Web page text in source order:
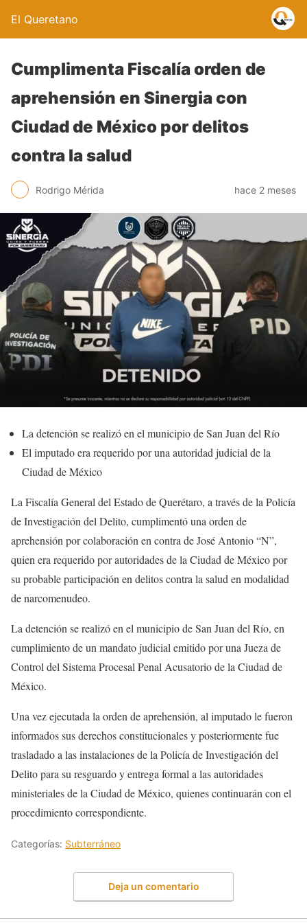
El Queretano
Cumplimenta Fiscalía orden de
aprehensión en Sinergia con
Ciudad de México por delitos
contra la salud
Rodrigo Mérida hace 2 meses
La detención se realizó en el municipio de San Juan del Río
El imputado era requerido por una autoridad judicial de la
Ciudad de México
La Fiscalía General del Estado de Querétaro, a través de la Policía
de Investigación del Delito, cumplimentó una orden de
aprehensión por colaboración en contra de José Antonio “N”,
quien era requerido por autoridades de la Ciudad de México por
su probable participación en delitos contra la salud en modalidad
de narcomenudeo.
La detención se realizó en el municipio de San Juan del Río, en
cumplimiento de un mandato judicial emitido por una Jueza de
Control del Sistema Procesal Penal Acusatorio de la Ciudad de
México.
Una vez ejecutada la orden de aprehensión, al imputado le fueron
informados sus derechos constitucionales y posteriormente fue
trasladado a las instalaciones de la Policía de Investigación del
Delito para su resguardo y entrega formal a las autoridades
ministeriales de la Ciudad de México, quienes continuarán con el
procedimiento correspondiente.
Categorías: Subterráneo
Deja un comentario